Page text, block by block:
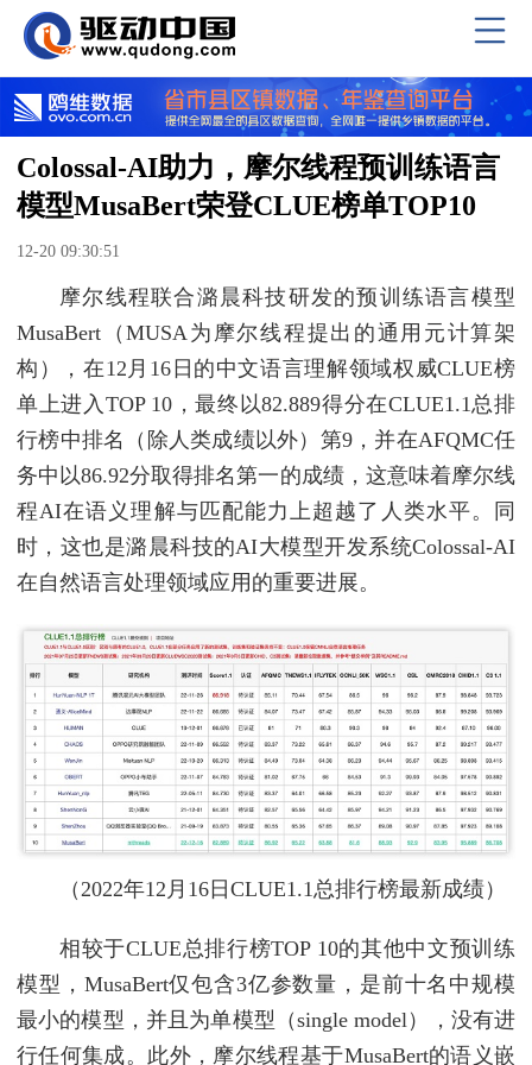
Colossal-AI助力，摩尔线程预训练语言
模型MusaBert荣登CLUE榜单TOP10
12-20 09:30:51
摩尔线程联合潞晨科技研发的预训练语言模型
MusaBert（MUSA为摩尔线程提出的通用元计算架
构），在12月16日的中文语言理解领域权威CLUE榜
单上进入TOP 10，最终以82.889得分在CLUE1.1总排
行榜中排名（除人类成绩以外）第9，并在AFQMC任
务中以86.92分取得排名第一的成绩，这意味着摩尔线
程AI在语义理解与匹配能力上超越了人类水平。同
时，这也是潞晨科技的AI大模型开发系统Colossal-AI
在自然语言处理领域应用的重要进展。
（2022年12月16日CLUE1.1总排行榜最新成绩）
相较于CLUE总排行榜TOP 10的其他中文预训练
模型，MusaBert仅包含3亿参数量，是前十名中规模
最小的模型，并且为单模型（single model），没有进
行任何集成。此外，摩尔线程基于MusaBert的语义嵌